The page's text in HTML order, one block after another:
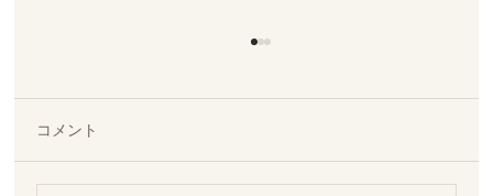
コメント